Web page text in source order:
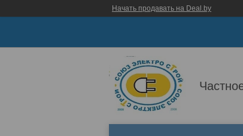
Начать продавать на Deal.by